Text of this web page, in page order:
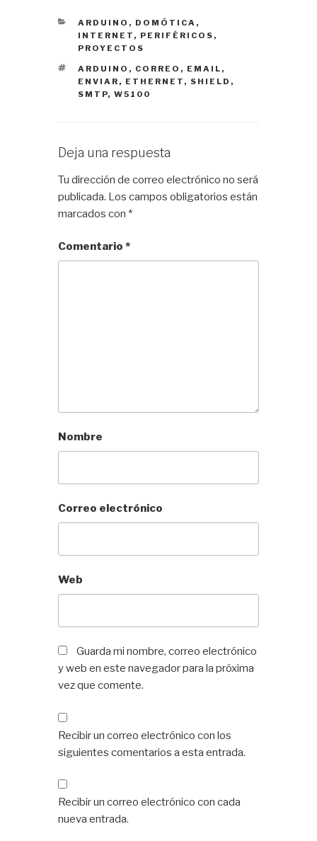
CATEGORÍAS
ARDUINO , DOMÓTICA ,
INTERNET , PERIFÉRICOS ,
PROYECTOS
ETIQUETAS
ARDUINO , CORREO , EMAIL ,
ENVIAR , ETHERNET , SHIELD ,
SMTP, W5100
Deja una respuesta
Tu dirección de correo electrónico no será
publicada. Los campos obligatorios están
marcados con *
Comentario*
Nombre
Correo electrónico
Web
Guarda mi nombre, correo electrónico
y web en este navegador para la próxima
vez que comente.
Recibir un correo electrónico con los
siguientes comentarios a esta entrada.
Recibir un correo electrónico con cada
nueva entrada.